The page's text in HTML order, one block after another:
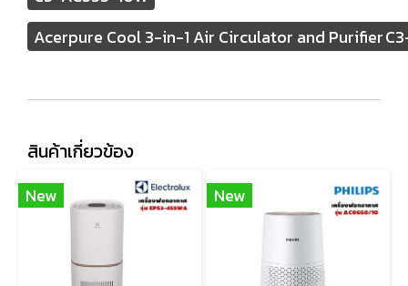
Acerpure Cool 3-in-1 Air Circulator and Purifier
สินค้าเกี่ยวข้อง
New New